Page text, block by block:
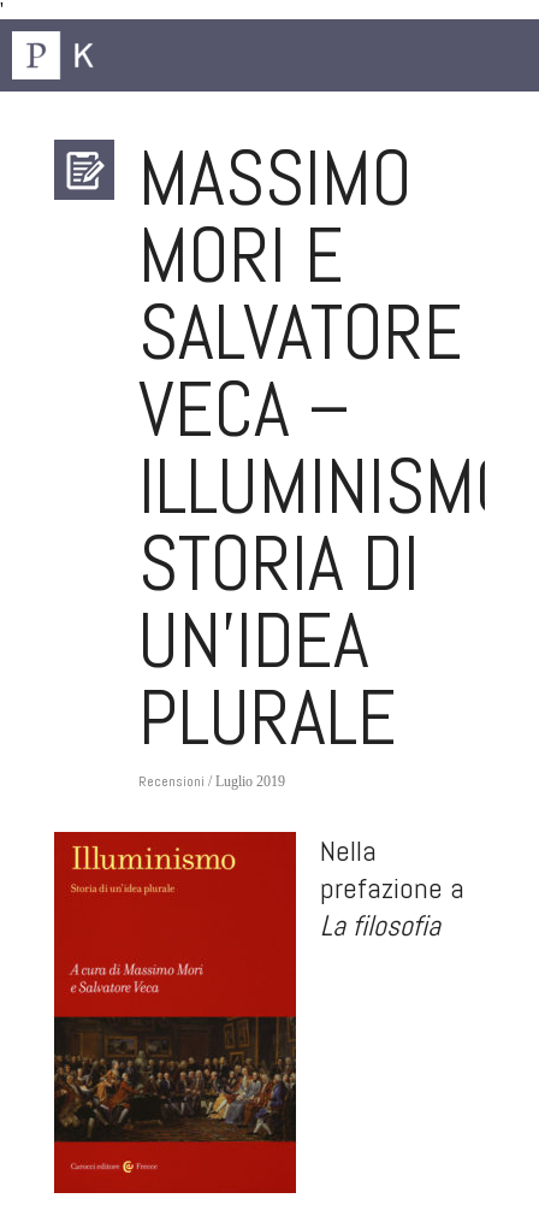
'
MASSIMO
MORI E
SALVATORE
VECA –
ILLUMINISMO.
STORIA DI
UN’IDEA
PLURALE
Recensioni / Luglio 2019
Nella
prefazione a
La filosofia